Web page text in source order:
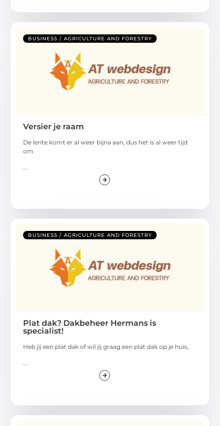
BUSINESS / AGRICULTURE AND FORESTRY
Versier je raam
De lente komt er al weer bijna aan, dus het is al weer tijd
om
BUSINESS / AGRICULTURE AND FORESTRY
Plat dak? Dakbeheer Hermans is
specialist!
Heb jij een plat dak of wil jij graag een plat dak op je huis,